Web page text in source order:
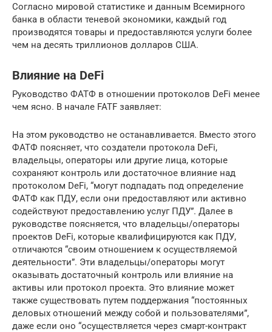
Согласно мировой статистике и данным Всемирного
банка в области теневой экономики, каждый год
производятся товары и предоставляются услуги более
чем на десять триллионов долларов США.
Влияние на DeFi
Руководство ФАТФ в отношении протоколов DeFi менее
чем ясно. В начале FATF заявляет:
На этом руководство не останавливается. Вместо этого
ФАТФ поясняет, что создатели протокола DeFi,
владельцы, операторы или другие лица, которые
сохраняют контроль или достаточное влияние над
протоколом DeFi, “могут подпадать под определение
ФАТФ как ПДУ, если они предоставляют или активно
содействуют предоставлению услуг ПДУ”. Далее в
руководстве поясняется, что владельцы/операторы
проектов DeFi, которые квалифицируются как ПДУ,
отличаются “своим отношением к осуществляемой
деятельности”. Эти владельцы/операторы могут
оказывать достаточный контроль или влияние на
активы или протокол проекта. Это влияние может
также существовать путем поддержания “постоянных
деловых отношений между собой и пользователями”,
даже если оно “осуществляется через смарт-контракт